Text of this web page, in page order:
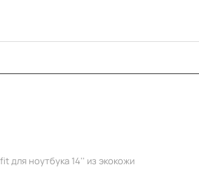
для ноутбука 14'' из экокожи